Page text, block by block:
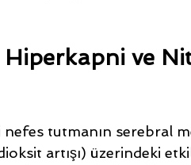
ve
nefes tutmanın serebral
artışı) üzerindeki